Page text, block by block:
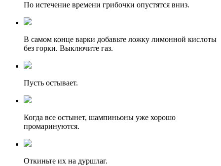
По истечение времени грибочки опустятся вниз.
В самом конце варки добавьте ложку лимонной кислоты
без горки. Выключите газ.
Пусть остывает.
Когда все остынет, шампиньоны уже хорошо
промаринуются.
Откиньте их на дуршлаг.